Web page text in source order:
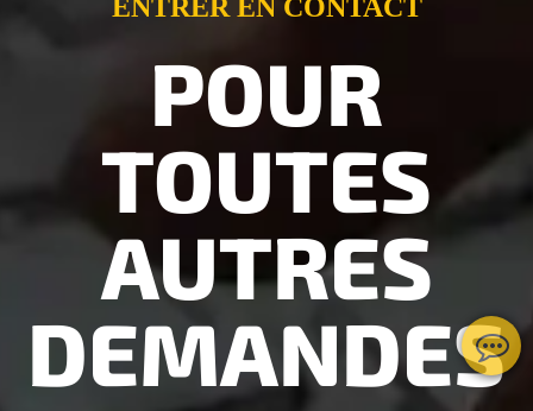
ENTRER EN CONTACT
POUR
TOUTES
AUTRES
DEMANDES